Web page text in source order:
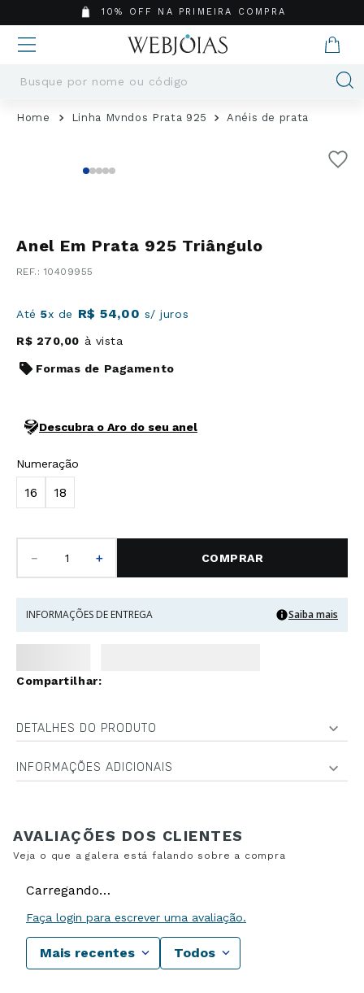
10% OFF NA PRIMEIRA COMPRA
Busque por nome ou código
Linha Mvndos Prata 925 Anéis de prata
Anel Em Prata 925 Triângulo
: 10409955
Até5x de R$ 54,00 s/ juros
R$ 270,00 à vista
Formas de Pagamento
Descubra o Aro do seu anel
Numeração
16 18
＋
－ COMPRAR
INFORMAÇÕES DE ENTREGA Saiba mais
DETALHES DO PRODUTO
INFORMAÇÕES ADICIONAIS
Carregando…
Faça login para escrever uma avaliação.
Mais recentes Todos
Termos mais buscados
6º
Argola
7º
Casamento
9º
Pingente
10 º Moissanite